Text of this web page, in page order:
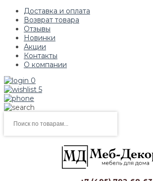
Доставка и оплата
Возврат товара
Отзывы
Новинки
Акции
Контакты
О компании
0
5
товаров